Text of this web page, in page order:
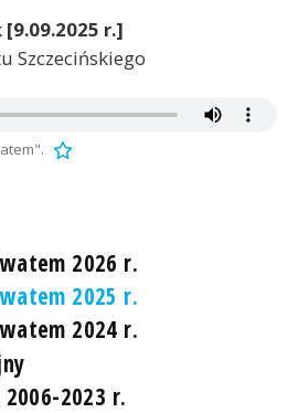
r.]
Szczecińskiego
2026 r.
2025 r.
2024 r.
2023 r.